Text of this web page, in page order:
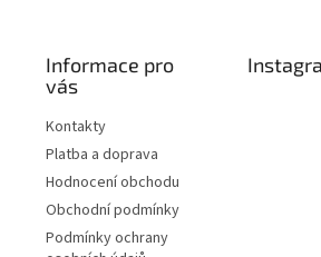
Informace pro
vás
Kontakty
Platba a doprava
Hodnocení obchodu
Obchodní podmínky
Podmínky ochrany